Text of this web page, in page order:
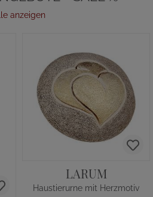
anzeigen
LARUM
Haustierurne mit Herzmotiv